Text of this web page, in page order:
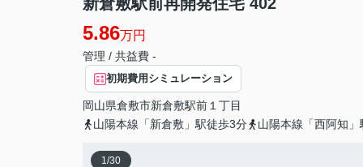
5.86万円
管理 / 共益費 -
初期費用シミュレーション
岡山県倉敷市新倉敷駅前 １丁目
山陽本線「新倉敷」駅徒歩3分
山陽本線「西阿知
1/30